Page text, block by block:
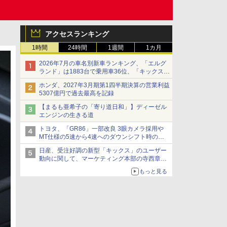
アクセスランキング
1時間 24時間 1週間 1カ月
2026年7月の車名別新車ランキング、「エルグ
ランド」は1883台で乗用車36位、「キックス」
は2591台で27位に
ホンダ、2027年3月期第1四半期決算の営業利益
5307億円で過去最高を記録
【まるも亜希子の「寄り道日和」】ディーゼル
エンジンの生きる道
トヨタ、「GR86」一部改良 3眼カメラ採用や
MT仕様の5速から4速へのダウンシフト時の操
作性向上など
日産、受注好調の新型「キックス」のユーザー
動向に関して、マーケティング本部の寺西章氏
もっと見る